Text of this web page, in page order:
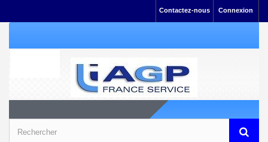
Connexion
Contactez-nous